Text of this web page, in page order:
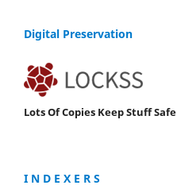
Digital Preservation
Lots Of Copies Keep Stuff Safe
I N D E X E R S